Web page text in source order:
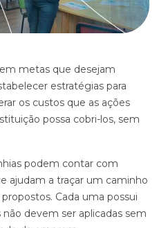
e gestão do fluxo
de caixa baixa e média
R$30M e R$200M por ano
o produto
Gratuita
metas que desejam
estratégias para
os custos que as ações
possa cobri-los, sem
podem contar com
ajudam a traçar um caminho
Cada uma possui
devem ser aplicadas sem